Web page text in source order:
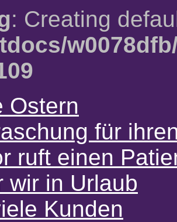
: Creating
Ostern
für
ruft einen
wir in Urlaub
Kunden